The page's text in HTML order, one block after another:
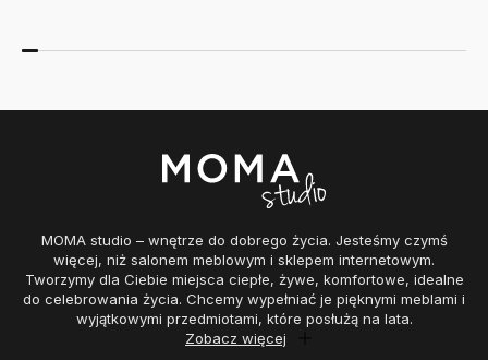
MOMA studio – wnętrze do dobrego życia. Jesteśmy czymś
więcej, niż salonem meblowym i sklepem internetowym.
Tworzymy dla Ciebie miejsca ciepłe, żywe, komfortowe, idealne
do celebrowania życia. Chcemy wypełniać je pięknymi meblami i
wyjątkowymi przedmiotami, które posłużą na lata.
Zobacz więcej